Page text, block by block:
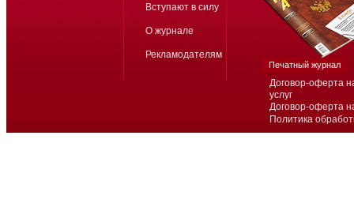
Договор-оферта
услуг
Договор-оферта
Политика
Вступают в силу
О журнале
Рекламодателям
Печатный журнал